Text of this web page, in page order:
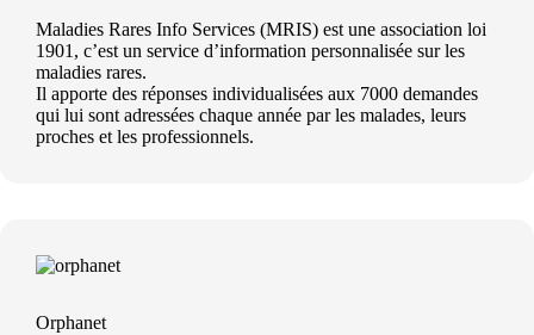
Maladies Rares Info Services (MRIS) est une association loi
1901, c’est un service d’information personnalisée sur les
maladies rares.
Il apporte des réponses individualisées aux 7000 demandes
qui lui sont adressées chaque année par les malades, leurs
proches et les professionnels.
Orphanet